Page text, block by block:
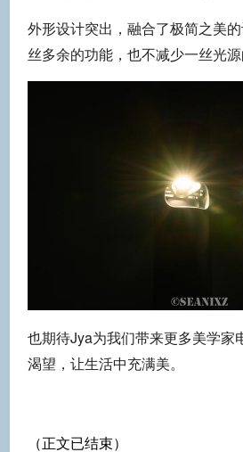
外形设计突出，融合了极简之美
丝多余的功能，也不减少一丝光源
也期待Jya为我们带来更多美学家
渴望，让生活中充满美。
（正文已结束）